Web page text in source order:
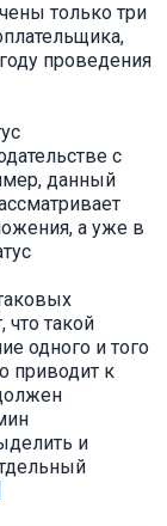
только три
проведения
с
данный
а уже в
такой
одного и того
приводит к
и